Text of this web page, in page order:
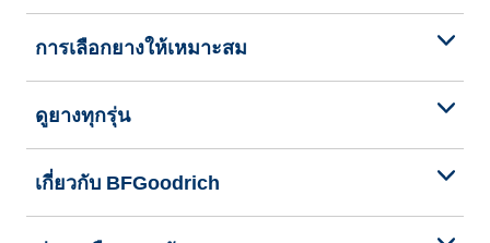
การเลือกยางให้เหมาะสม
ดูยางทุกรุ่น
เกี่ยวกับ BFGoodrich